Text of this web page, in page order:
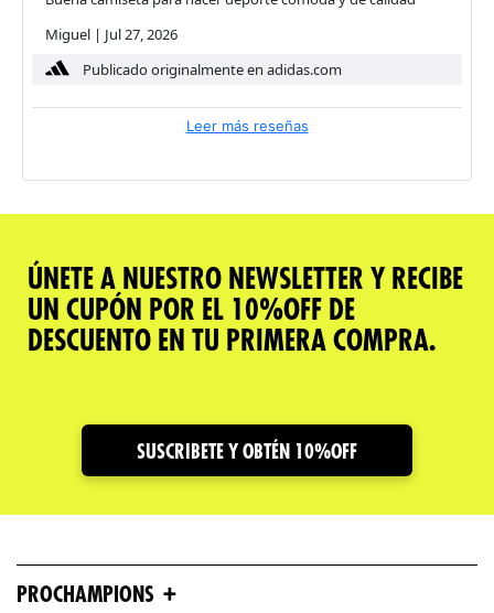
Miguel | Jul 27, 2026
Publicado originalmente en adidas.com
Leer más reseñas
ÚNETE A NUESTRO NEWSLETTER Y RECIBE
UN CUPÓN POR EL 10%OFF DE
DESCUENTO EN TU PRIMERA COMPRA.
SUSCRIBETE Y OBTÉN 10%OFF
PROCHAMPIONS +